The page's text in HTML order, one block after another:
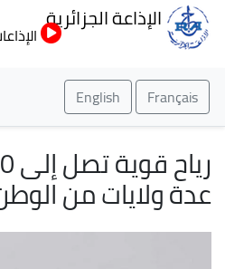
إلى
الإذاعة الجزائرية
الإذاعات
Français
English
عدة ولايات من الوطن